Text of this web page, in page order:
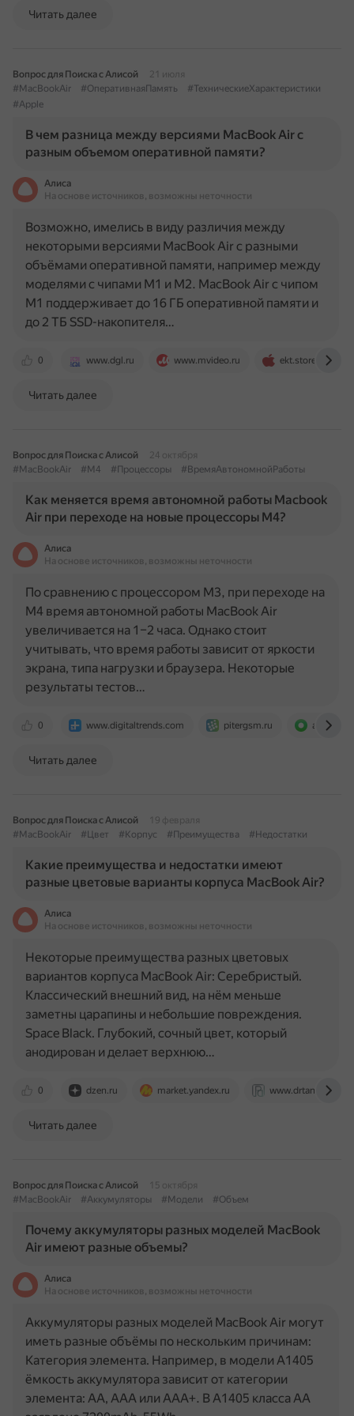
Читать далее
Вопрос для Поиска с Алисой
21 июля
#MacBookAir
#ОперативнаяПамять
#ТехническиеХарактеристики
#Apple
В чем разница между версиями MacBook Air с
разным объемом оперативной памяти?
Алиса
На основе источников, возможны неточности
0 www.dgl.ru www.mvideo.ru ekt.stores-
Возможно, имелись в виду различия между
некоторыми версиями MacBook Air с разными
объёмами оперативной памяти, например между
моделями с чипами M1 и M2. MacBook Air с чипом
M1 поддерживает до 16 ГБ оперативной памяти и
до 2 ТБ SSD-накопителя…
Читать далее
Вопрос для Поиска с Алисой
24 октября
#MacBookAir
#M4 #Процессоры #ВремяАвтономнойРаботы
Как меняется время автономной работы Macbook
Air при переходе на новые процессоры M4?
Алиса
На основе источников, возможны неточности
0 www.digitaltrends.com pitergsm.ru
По сравнению с процессором M3, при переходе на
M4 время автономной работы MacBook Air
увеличивается на 1–2 часа. Однако стоит
учитывать, что время работы зависит от яркости
экрана, типа нагрузки и браузера. Некоторые
результаты тестов…
Читать далее
Вопрос для Поиска с Алисой
19 февраля
#MacBookAir
#Цвет #Корпус #Преимущества #Недостатки
Какие преимущества и недостатки имеют
разные цветовые варианты корпуса MacBook Air?
Алиса
На основе источников, возможны неточности
0 dzen.ru market.yandex.ru
Некоторые преимущества разных цветовых
вариантов корпуса MacBook Air: Серебристый.
Классический внешний вид, на нём меньше
заметны царапины и небольшие повреждения.
Space Black. Глубокий, сочный цвет, который
анодирован и делает верхнюю…
Читать далее
Вопрос для Поиска с Алисой
15 октября
#MacBookAir
#Аккумуляторы #Модели #Объем
Почему аккумуляторы разных моделей MacBook
Air имеют разные объемы?
Алиса
На основе источников, возможны неточности
Аккумуляторы разных моделей MacBook Air могут
иметь разные объёмы по нескольким причинам:
Категория элемента. Например, в модели A1405
ёмкость аккумулятора зависит от категории
элемента: АА, ААА или ААА+. В А1405 класса АА